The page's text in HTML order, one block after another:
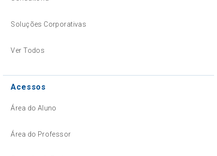
Soluções Corporativas
Ver Todos
Acessos
Área do Aluno
Área do Professor